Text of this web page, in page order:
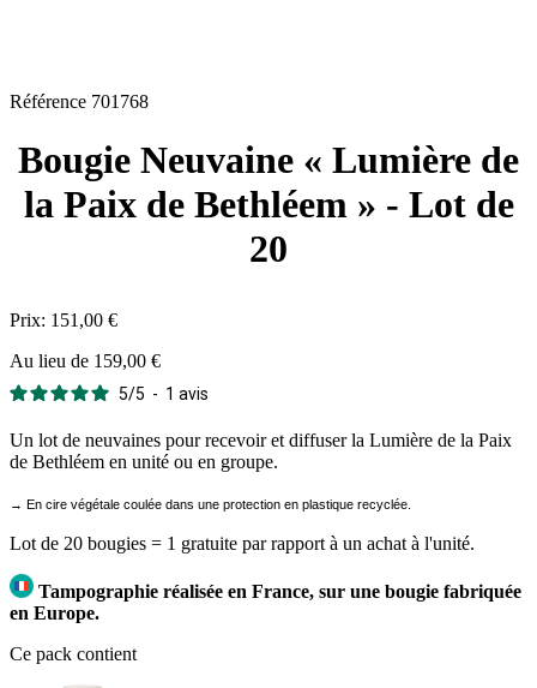
Référence 701768
Bougie Neuvaine « Lumière de
la Paix de Bethléem » - Lot de
20
Prix: 151,00 €
Au lieu de 159,00 €
5/5 - 1 avis
Un lot de neuvaines pour recevoir et diffuser la Lumière de la Paix
de Bethléem en unité ou en groupe.
→ En cire végétale coulée dans une protection en plastique recyclée.
Lot de 20 bougies = 1 gratuite par rapport à un achat à l'unité.
Tampographie réalisée en France, sur une bougie fabriquée
en Europe.
Ce pack contient